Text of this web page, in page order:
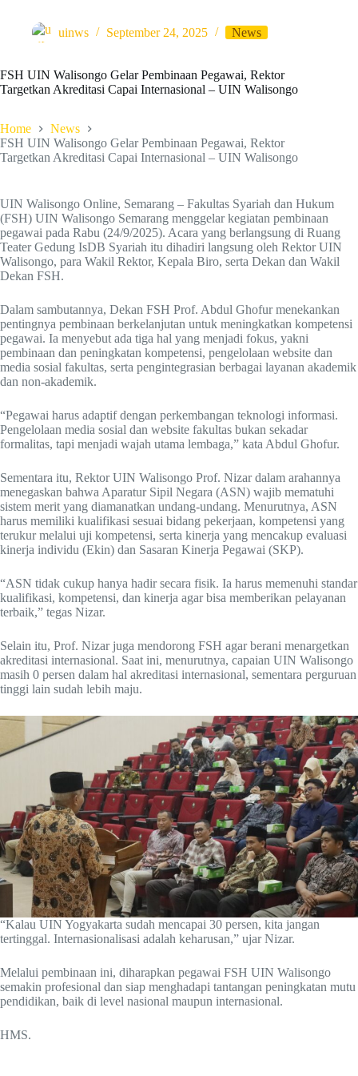
uinws September 24, 2025 News
FSH UIN Walisongo Gelar Pembinaan Pegawai, Rektor
Targetkan Akreditasi Capai Internasional – UIN Walisongo
Home
News
FSH UIN Walisongo Gelar Pembinaan Pegawai, Rektor
Targetkan Akreditasi Capai Internasional – UIN Walisongo
UIN Walisongo Online, Semarang – Fakultas Syariah dan Hukum
(FSH) UIN Walisongo Semarang menggelar kegiatan pembinaan
pegawai pada Rabu (24/9/2025). Acara yang berlangsung di Ruang
Teater Gedung IsDB Syariah itu dihadiri langsung oleh Rektor UIN
Walisongo, para Wakil Rektor, Kepala Biro, serta Dekan dan Wakil
Dekan FSH.
Dalam sambutannya, Dekan FSH Prof. Abdul Ghofur menekankan
pentingnya pembinaan berkelanjutan untuk meningkatkan kompetensi
pegawai. Ia menyebut ada tiga hal yang menjadi fokus, yakni
pembinaan dan peningkatan kompetensi, pengelolaan website dan
media sosial fakultas, serta pengintegrasian berbagai layanan akademik
dan non-akademik.
“Pegawai harus adaptif dengan perkembangan teknologi informasi.
Pengelolaan media sosial dan website fakultas bukan sekadar
formalitas, tapi menjadi wajah utama lembaga,” kata Abdul Ghofur.
Sementara itu, Rektor UIN Walisongo Prof. Nizar dalam arahannya
menegaskan bahwa Aparatur Sipil Negara (ASN) wajib mematuhi
sistem merit yang diamanatkan undang-undang. Menurutnya, ASN
harus memiliki kualifikasi sesuai bidang pekerjaan, kompetensi yang
terukur melalui uji kompetensi, serta kinerja yang mencakup evaluasi
kinerja individu (Ekin) dan Sasaran Kinerja Pegawai (SKP).
“ASN tidak cukup hanya hadir secara fisik. Ia harus memenuhi standar
kualifikasi, kompetensi, dan kinerja agar bisa memberikan pelayanan
terbaik,” tegas Nizar.
Selain itu, Prof. Nizar juga mendorong FSH agar berani menargetkan
akreditasi internasional. Saat ini, menurutnya, capaian UIN Walisongo
masih 0 persen dalam hal akreditasi internasional, sementara perguruan
tinggi lain sudah lebih maju.
“Kalau UIN Yogyakarta sudah mencapai 30 persen, kita jangan
tertinggal. Internasionalisasi adalah keharusan,” ujar Nizar.
Melalui pembinaan ini, diharapkan pegawai FSH UIN Walisongo
semakin profesional dan siap menghadapi tantangan peningkatan mutu
pendidikan, baik di level nasional maupun internasional.
HMS.